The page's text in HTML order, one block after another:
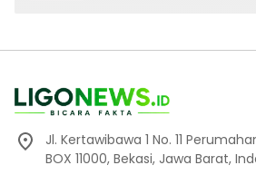
Jl. Kertawibawa 1 No. 11
BOX 11000, Bekasi, Jawa Barat,